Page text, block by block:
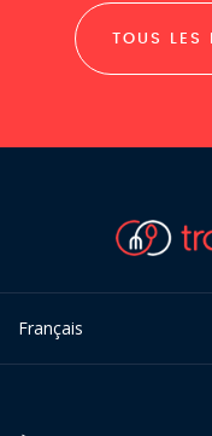
TOUS LES
Français